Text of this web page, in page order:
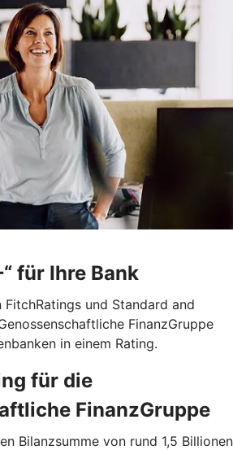
für Ihre Bank
und Standard and
FinanzGruppe
in einem Rating.
für die
FinanzGruppe
Bilanzsumme von rund 1,5 Billionen